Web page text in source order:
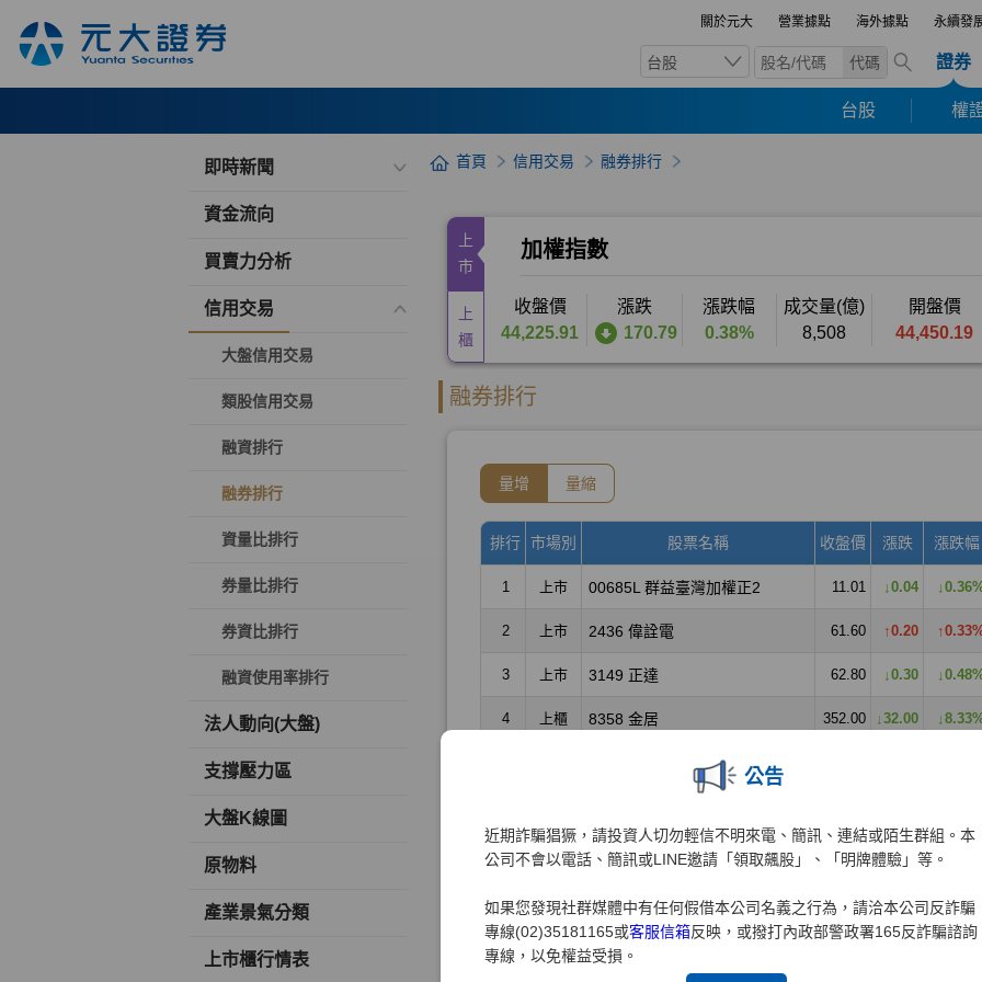
關於元大 營業據點 海外據點 永續發
台股 代碼 證券
台股 權
公告
近期詐騙猖獗，請投資人切勿輕信不明來電、簡訊、連結或陌生群組。本
公司不會以電話、簡訊或LINE邀請「領取飆股」、「明牌體驗」等。
如果您發現社群媒體中有任何假借本公司名義之行為，請洽本公司反詐騙
專線(02)35181165或客服信箱反映，或撥打內政部警政署165反詐騙諮詢
專線，以免權益受損。
即時新聞
資金流向
買賣力分析
信用交易
大盤信用交易
類股信用交易
融資排行
融券排行
資量比排行
券量比排行
券資比排行
融資使用率排行
法人動向(大盤)
支撐壓力區
大盤K線圖
原物料
產業景氣分類
上市櫃行情表
首頁 信用交易 融券排行